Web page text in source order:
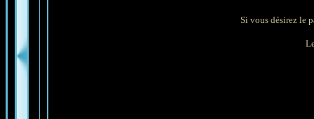
Si vous désirez le